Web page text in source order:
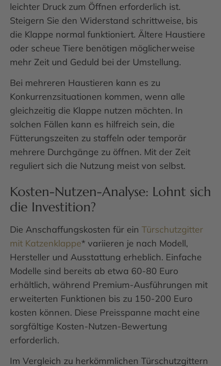
leichter Druck zum Öffnen erforderlich ist.
Steigern Sie den Widerstand schrittweise, bis
die Klappe normal funktioniert. Ältere Haustiere
oder scheue Tiere benötigen möglicherweise
mehr Zeit und Geduld bei der Umstellung.
Bei mehreren Haustieren kann es zu
Konkurrenzsituationen kommen, wenn alle
gleichzeitig die Klappe nutzen möchten. In
solchen Fällen kann es hilfreich sein, die
Fütterungszeiten zu staffeln oder temporär
mehrere Durchgänge zu öffnen. Mit der Zeit
reguliert sich die Nutzung meist von selbst.
Kosten-Nutzen-Analyse: Lohnt sich
die Investition?
Die Anschaffungskosten für ein Türschutzgitter
mit Katzenklappe* variieren je nach Modell,
Hersteller und Ausstattung erheblich. Einfache
Modelle sind bereits ab etwa 60-80 Euro
erhältlich, während Premium-Ausführungen mit
erweiterten Funktionen bis zu 150-200 Euro
kosten können. Diese Preisspanne macht eine
sorgfältige Kosten-Nutzen-Bewertung
erforderlich.
Im Vergleich zu herkömmlichen Türschutzgittern